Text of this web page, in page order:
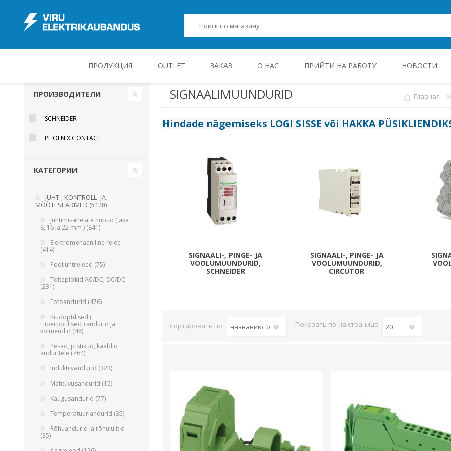
ПРОДУКЦИЯ
JUHT-, KONTROLL- JA MÕÕTESEADMED
Juhtimisahelate nupud ( ava 8, 16 ja 22 mm )
Elektromehaaniline relee
Pooljuhtreleed
Toiteplokid AC/DC, DC/DC
View All
ROHEENERGIA JA TÖÖSTUSELEKTROONIKA
Elektriautode laadijad ja komponendid
Kontrollerid
KAABLID INSTALLATSIOONITARVIKUD
OUTLET ЗАКАЗ О НАС ПРИЙТИ НА РАБОТУ НОВОСТИ
SIGNAALIMUUNDURID Главная
Hindade nägemiseks LOGI SISSE või HAKKA
SIGNAALI-, PINGE- JA
VOOLUMUUNDURID,
SCHNEIDER
SIGNAALI-, PINGE- JA
VOOLUMUUNDURID,
CIRCUTOR
Сортировать по Показать по на странице
ПРОИЗВОДИТЕЛИ
SCHNEIDER
PHOENIX CONTACT
КАТЕГОРИИ
JUHT-, KONTROLL- JA
MÕÕTESEADMED (5128)
Juhtimisahelate nupud ( ava
8, 16 ja 22 mm ) (841)
Elektromehaaniline relee
(414)
Pooljuhtreleed (75)
Toiteplokid AC/DC, DC/DC
(231)
Fotoandurid (476)
Kiudoptilised (
Fiiberoptilised ) andurid ja
võimendid (48)
Pesad, pistikud, kaablid
anduritele (764)
Induktiivandurid (323)
Mahtuvusandurid (15)
Kaugusandurid (77)
Temperatuuriandurid (35)
Rõhuandurid ja rõhulülitid
(35)